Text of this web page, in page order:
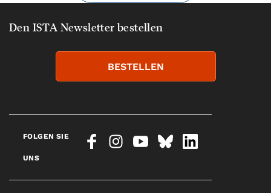
Den ISTA Newsletter bestellen
BESTELLEN
FOLGEN SIE
UNS